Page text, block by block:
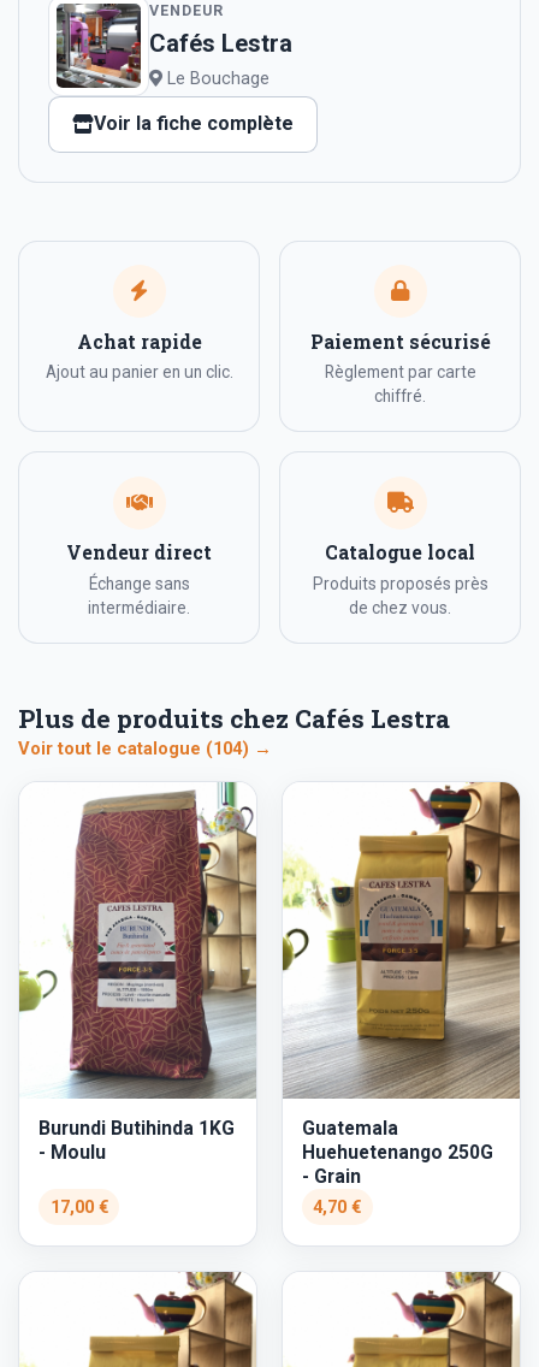
VENDEUR
Cafés Lestra
Le Bouchage
Voir la fiche complète
Achat rapide
Ajout au panier en un clic.
Paiement sécurisé
Règlement par carte
chiffré.
Vendeur direct
Échange sans
intermédiaire.
Catalogue local
Produits proposés près
de chez vous.
Plus de produits chez Cafés Lestra
Voir tout le catalogue (104) →
Burundi Butihinda 1KG
- Moulu
17,00 €
Guatemala
Huehuetenango 250G
- Grain
4,70 €